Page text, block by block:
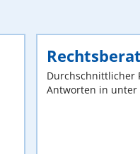
Durchschnittlicher
Antworten in unter